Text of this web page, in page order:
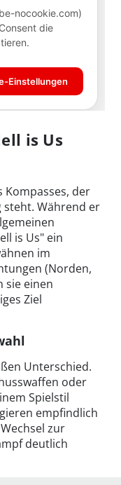
is Us
Kompasses, der
steht. Während er
is Us" ein
im
(Norden,
sie einen
Ziel
Unterschied.
oder
Spielstil
empfindlich
zur
deutlich